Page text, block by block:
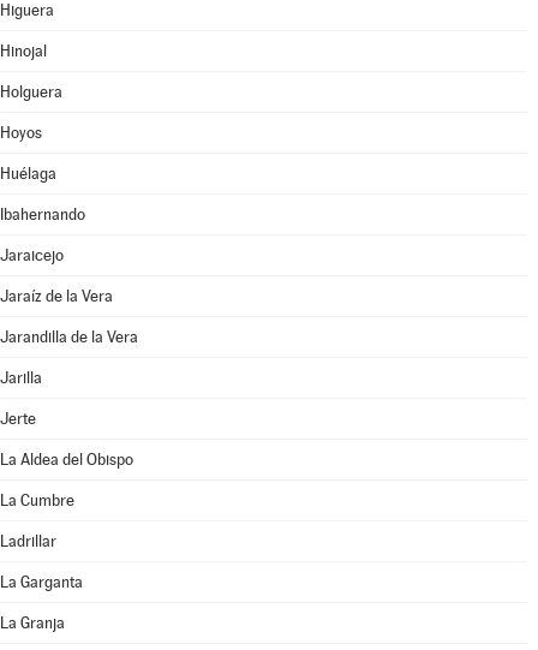
Higuera
Hinojal
Holguera
Hoyos
Huélaga
Ibahernando
Jaraicejo
Jaraíz de la Vera
Jarandilla de la Vera
Jarilla
Jerte
La Aldea del Obispo
La Cumbre
Ladrillar
La Garganta
La Granja